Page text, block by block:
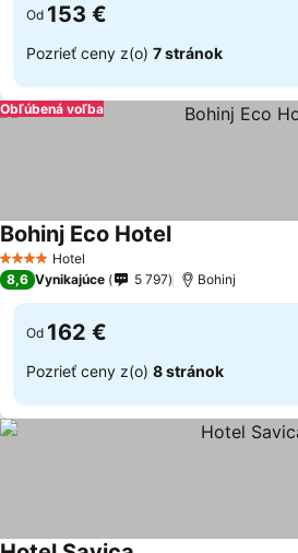
Od 153 €
Pozrieť ceny z(o) 7 stránok
Obľúbená voľba
4 Počet hviezdičiek
Hotel
Bohinj Eco Hotel
8,6 Vynikajúce 5 797 Bohinj
Od 162 €
Pozrieť ceny z(o) 8 stránok